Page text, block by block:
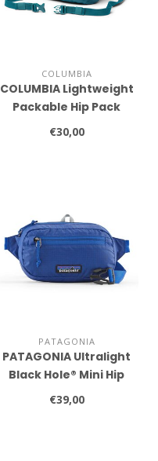
COLUMBIA
COLUMBIA Lightweight
Packable Hip Pack
€30,00
PATAGONIA
PATAGONIA Ultralight
Black Hole® Mini Hip
Pack 1L
€39,00